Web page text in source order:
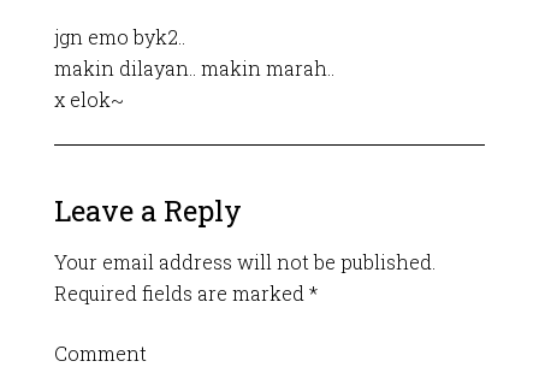
jgn emo byk2..
makin dilayan.. makin marah..
x elok~
Leave a Reply
Your email address will not be published.
Required fields are marked *
Comment